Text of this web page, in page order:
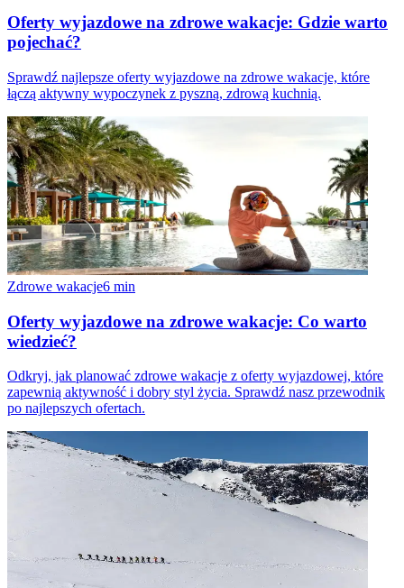
Oferty wyjazdowe na zdrowe wakacje: Gdzie warto
pojechać?
Sprawdź najlepsze oferty wyjazdowe na zdrowe wakacje, które
łączą aktywny wypoczynek z pyszną, zdrową kuchnią.
Zdrowe wakacje6 min
Oferty wyjazdowe na zdrowe wakacje: Co warto
wiedzieć?
Odkryj, jak planować zdrowe wakacje z oferty wyjazdowej, które
zapewnią aktywność i dobry styl życia. Sprawdź nasz przewodnik
po najlepszych ofertach.